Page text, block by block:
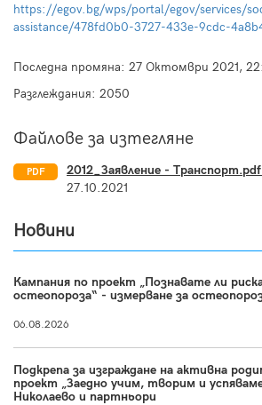
https://egov.bg/wps/portal/egov/services/
assistance/478fd0b0-3727-433e-9cdc-
Последна промяна: 27 Октомври 2021,
Разглеждания: 2050
Файлове за изтегляне
PDF 2012_Заявление - Транспорт.pdf
27.10.2021
Новини
Кампания по проект „Познавате ли
остеопороза“ - измерване за
06.08.2026
Подкрепа за изграждане на активна
проект „Заедно учим, творим и
Николаево и партньори